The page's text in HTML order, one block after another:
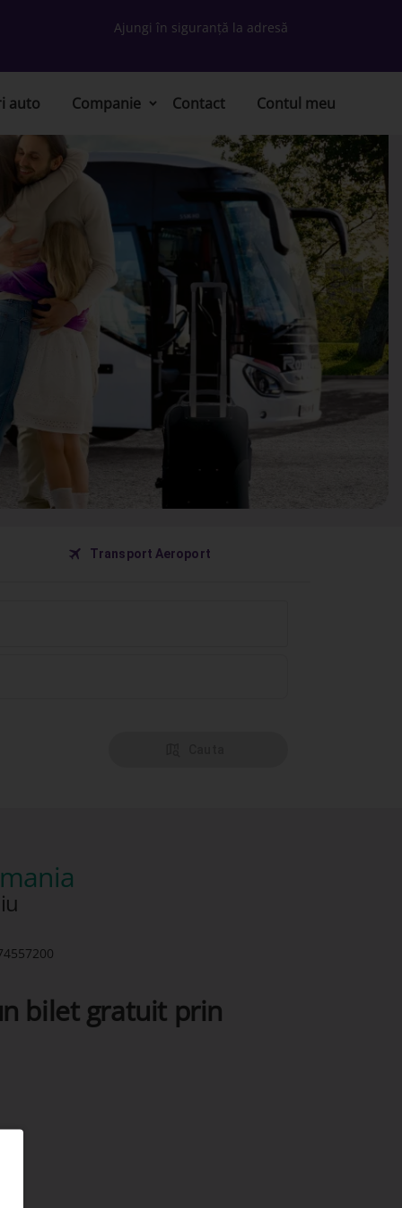
Ajungi în siguranță la adresă
auto Companie Contact Contul meu
󰀝 Transport Aeroport
bilet gratuit prin